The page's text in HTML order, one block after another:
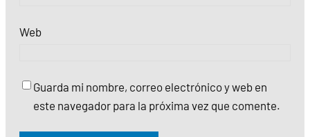
Web
Guarda mi nombre, correo electrónico y web en
este navegador para la próxima vez que comente.